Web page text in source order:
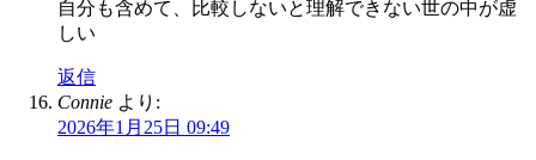
自分も含めて、比較しないと理解できない世の中が虚
しい
返信
Connie より:
2026年1月25日 09:49